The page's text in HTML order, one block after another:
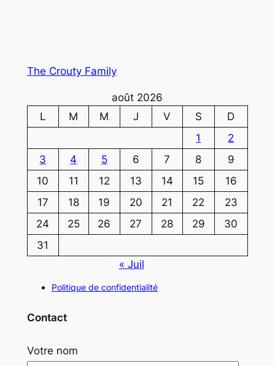
The Crouty Family
août 2026
L
M M J V S
D
1
2
3
4 5 6 7 8
9
10
11 12 13 14 15
16
17
18 19 20 21 22
23
24
25 26 27 28 29
30
31
« Juil
Politique de confidentialité
Contact
Votre nom